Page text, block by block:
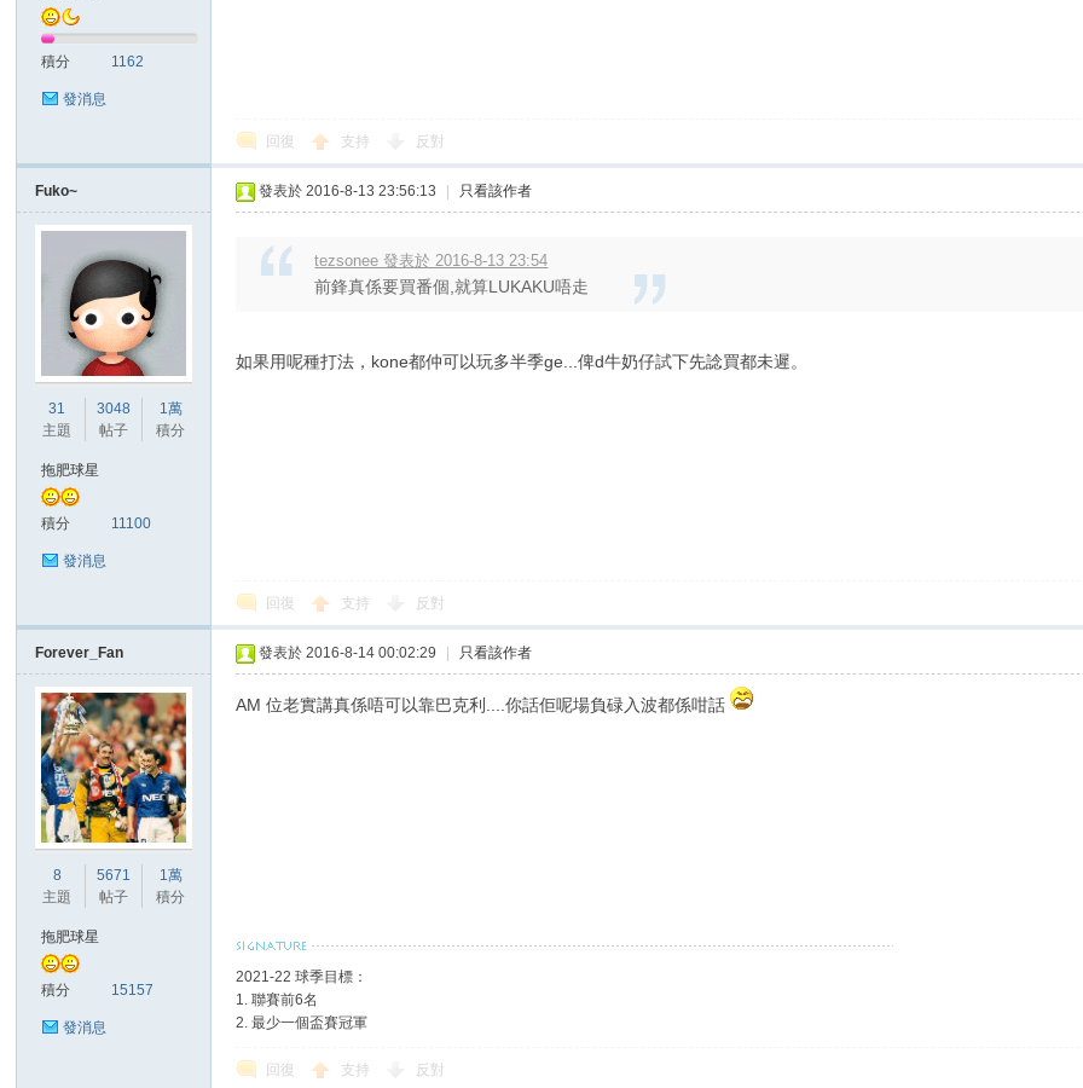
區
積分 1162
發消息
回復 支持 反對
Fuko~
31
主題
3048
帖子
1萬
積分
拖肥球星
積分 11100
發消息
發表於 2016-8-13 23:56:13 只看該作者
tezsonee 發表於 2016-8-13 23:54
前鋒真係要買番個,就算LUKAKU唔走
如果用呢種打法，kone都仲可以玩多半季ge...俾d牛奶仔試下先諗買都未遲。
回復 支持 反對
Forever_Fan
8
主題
5671
帖子
1萬
積分
拖肥球星
積分 15157
發消息
發表於 2016-8-14 00:02:29 只看該作者
AM 位老實講真係唔可以靠巴克利....你話佢呢場負碌入波都係咁話
2021-22 球季目標：
1. 聯賽前6名
2. 最少一個盃賽冠軍
回復 支持 反對